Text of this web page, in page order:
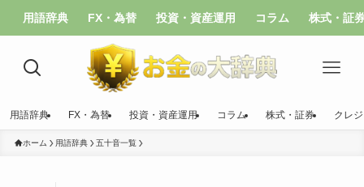
用語辞典 FX・為替 投資・資産運用 コラム 株式・証
用語辞典 FX・為替 投資・資産運用 コラム 株式・証券 クレ
ホーム 用語辞典 五十音一覧